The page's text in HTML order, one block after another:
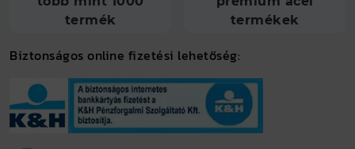
termék
termékek
Biztonságos online fizetési lehetőség: